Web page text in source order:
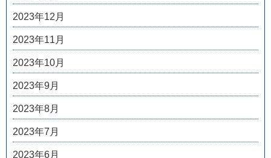
2023年12月
2023年11月
2023年10月
2023年9月
2023年8月
2023年7月
2023年6月